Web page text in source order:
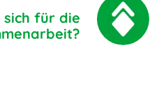
sich für die